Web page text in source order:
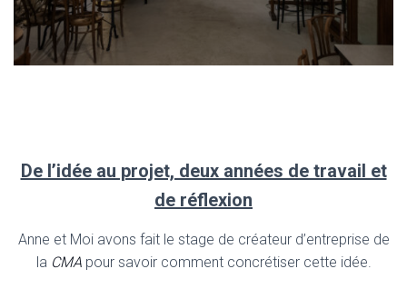
De l’idée au projet, deux années de travail et
de réflexion
Anne et Moi avons fait le stage de créateur d’entreprise de
la CMApour savoir comment concrétiser cette idée.